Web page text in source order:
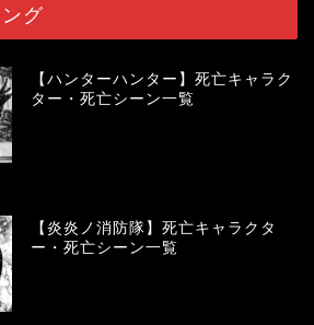
グ
【ハンターハンター】死亡キャラク
ター・死亡シーン一覧
【炎炎ノ消防隊】死亡キャラクタ
ー・死亡シーン一覧